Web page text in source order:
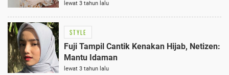
lewat 3 tahun lalu
STYLE
Fuji Tampil Cantik Kenakan Hijab, Netizen:
Mantu Idaman
lewat 3 tahun lalu